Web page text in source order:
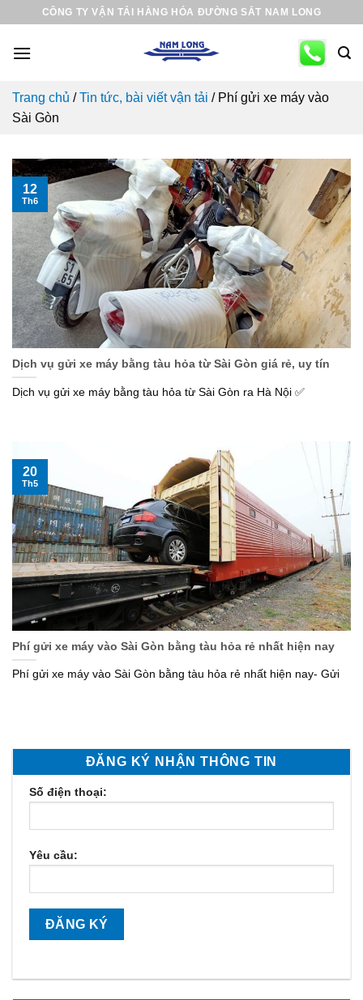
content
CÔNG TY VẬN TẢI HÀNG HÓA ĐƯỜNG SẮT NAM LONG
Trang chủ /Tin tức, bài viết vận tải / Phí gửi xe máy vào
Sài Gòn
Dịch vụ gửi xe máy bằng tàu hỏa từ Sài Gòn giá rẻ, uy tín
Dịch vụ gửi xe máy bằng tàu hỏa từ Sài Gòn ra Hà Nội ✅
12
Th6
Phí gửi xe máy vào Sài Gòn bằng tàu hỏa rẻ nhất hiện nay
Phí gửi xe máy vào Sài Gòn bằng tàu hỏa rẻ nhất hiện nay- Gửi
20
Th5
ĐĂNG KÝ NHẬN THÔNG TIN
Số điện thoại:
Yêu cầu: